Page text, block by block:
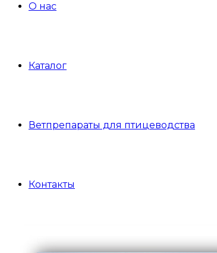
О нас
Каталог
Ветпрепараты для птицеводства
Контакты